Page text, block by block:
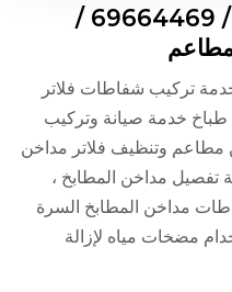
فني تركيب مداخن السرة / 69664469 /
تركيب شفاطات فلاتر
خدمة صيانة وتركيب
وتنظيف فلاتر مداخن
تفصيل مداخن المطابخ ،
مداخن المطابخ السرة
مضخات مياه لإزالة